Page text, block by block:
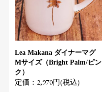
Lea Makana ダイナーマグ
Mサイズ（Bright Palm/ピン
ク）
定価：2,970円(税込)